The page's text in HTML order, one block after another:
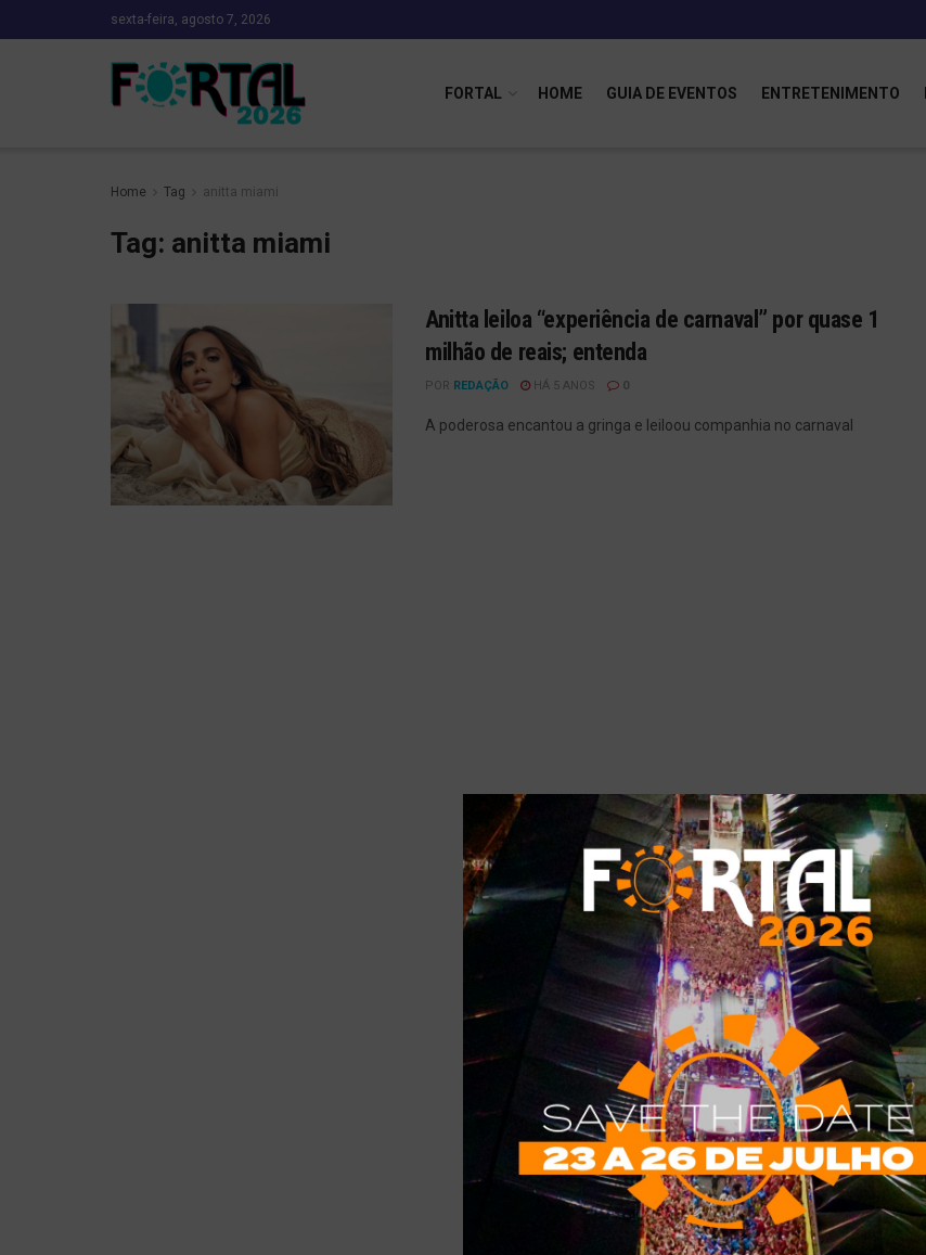
sexta-feira, agosto 7, 2026
FORTAL HOME GUIA DE EVENTOS ENTRETENIMENTO
Home Tag anitta miami
Tag: anitta miami
Anitta leiloa “experiência de carnaval” por quase 1
milhão de reais; entenda
POR REDAÇÃO HÁ 5 ANOS 0
A poderosa encantou a gringa e leiloou companhia no carnaval